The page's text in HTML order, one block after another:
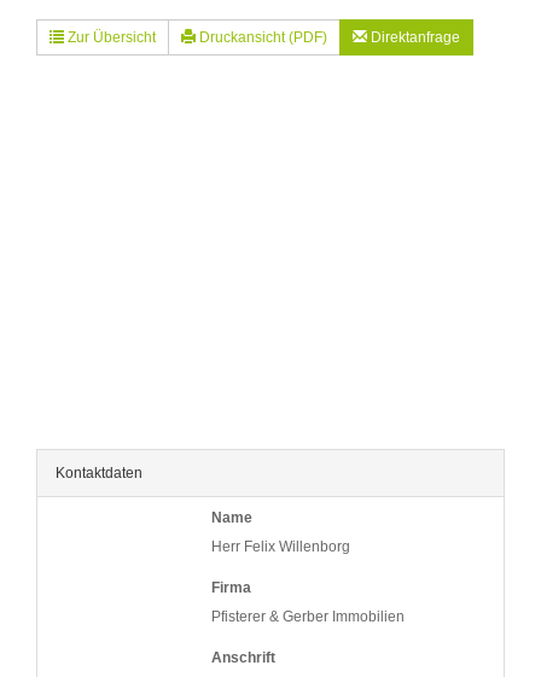
Zur Übersicht Druckansicht (PDF) Direktanfrage
Kontaktdaten
Name
Herr Felix Willenborg
Firma
Pfisterer & Gerber Immobilien
Anschrift